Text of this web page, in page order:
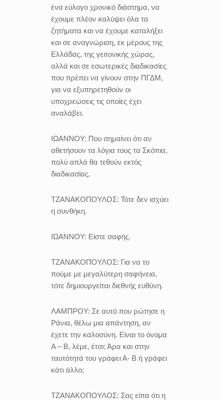
ένα εύλογο χρονικό διάστημα, να
έχουμε πλέον καλύψει όλα τα
ζητήματα και να έχουμε καταλήξει
και σε αναγνώριση, εκ μέρους της
Ελλάδας, της γειτονικής χώρας,
αλλά και σε εσωτερικές διαδικασίες
που πρέπει να γίνουν στην ΠΓΔΜ,
για να εξυπηρετηθούν οι
υποχρεώσεις τις οποίες έχει
αναλάβει.
ΙΩΑΝΝΟΥ: Που σημαίνει ότι αν
αθετήσουν τα λόγια τους τα Σκόπια,
πολύ απλά θα τεθούν εκτός
διαδικασίας.
ΤΖΑΝΑΚΟΠΟΥΛΟΣ: Τότε δεν ισχύει
η συνθήκη.
ΙΩΑΝΝΟΥ: Είστε σαφής.
ΤΖΑΝΑΚΟΠΟΥΛΟΣ: Για να το
πούμε με μεγαλύτερη σαφήνεια,
τότε δημιουργείται διεθνής ευθύνη.
ΛΑΜΠΡΟΥ: Σε αυτό που ρώτησε η
Ράνια, θέλω μια απάντηση, αν
έχετε την καλοσύνη. Είναι το όνομα
Α – Β, λέμε, έτσι; Άρα και στην
ταυτότητά του γράφει Α- Β ή γράφει
κάτι άλλο;
ΤΖΑΝΑΚΟΠΟΥΛΟΣ: Σας είπα ότι η